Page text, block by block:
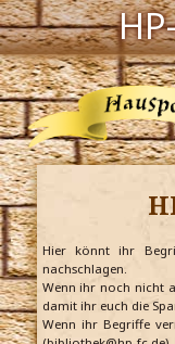
Navigation
Harry
Der HP-
Hier könnt ihr
nachschlagen.
Wenn ihr noch nicht
damit ihr euch die
Wenn ihr Begriffe